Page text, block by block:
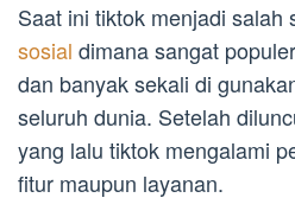
Saat ini tiktok menjadi salah
sosial dimana sangat
dan banyak sekali di
seluruh dunia. Setelah
yang lalu tiktok mengalami
fitur maupun layanan.